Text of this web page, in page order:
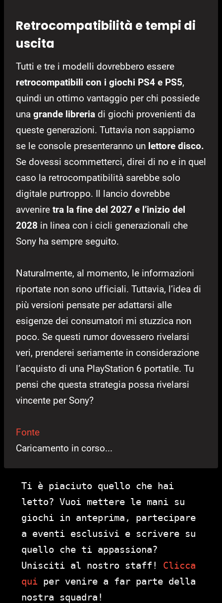
Retrocompatibilità e tempi di
uscita
Tutti e tre i modelli dovrebbero essere
retrocompatibili con i giochi PS4 e PS5,
quindi un ottimo vantaggio per chi possiede
una grande libreria di giochi provenienti da
queste generazioni. Tuttavia non sappiamo
se le console presenteranno un lettore disco.
Se dovessi scommetterci, direi di no e in quel
caso la retrocompatibilità sarebbe solo
digitale purtroppo. Il lancio dovrebbe
avvenire tra la fine del 2027 e l’inizio del
2028 in linea con i cicli generazionali che
Sony ha sempre seguito.
Naturalmente, al momento, le informazioni
riportate non sono ufficiali. Tuttavia, l’idea di
più versioni pensate per adattarsi alle
esigenze dei consumatori mi stuzzica non
poco. Se questi rumor dovessero rivelarsi
veri, prenderei seriamente in considerazione
l’acquisto di una PlayStation 6 portatile. Tu
pensi che questa strategia possa rivelarsi
vincente per Sony?
Fonte
Caricamento in corso...
Ti è piaciuto quello che hai
letto? Vuoi mettere le mani su
giochi in anteprima, partecipare
a eventi esclusivi e scrivere su
quello che ti appassiona?
Unisciti al nostro staff! Clicca
qui per venire a far parte della
nostra squadra!